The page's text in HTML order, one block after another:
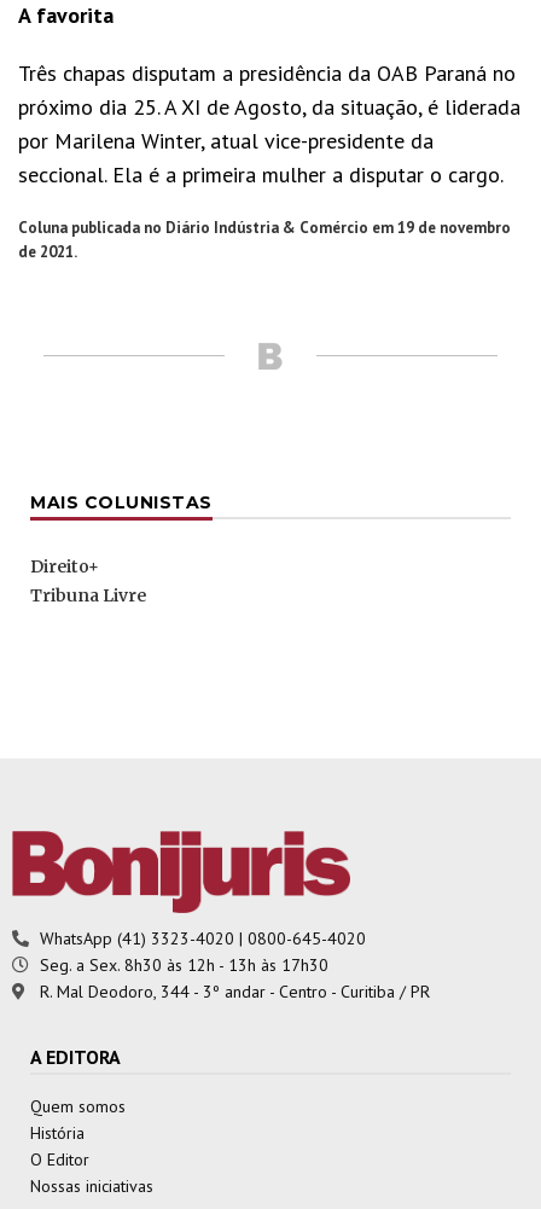
A favorita
Três chapas disputam a presidência da OAB Paraná no
próximo dia 25. A XI de Agosto, da situação, é liderada
por Marilena Winter, atual vice-presidente da
seccional. Ela é a primeira mulher a disputar o cargo.
Coluna publicada no Diário Indústria & Comércio em 19 de novembro
de 2021.
MAIS COLUNISTAS
Direito+
Tribuna Livre
WhatsApp (41) 3323-4020 | 0800-645-4020
Seg. a Sex. 8h30 às 12h - 13h às 17h30
R. Mal Deodoro, 344 - 3º andar - Centro - Curitiba / PR
A EDITORA
Quem somos
História
O Editor
Nossas iniciativas